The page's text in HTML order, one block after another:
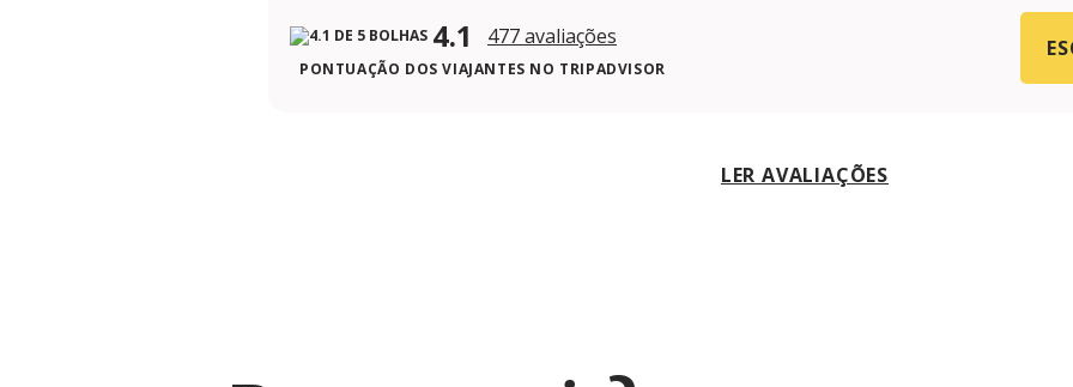
4.1 477 avaliações
PONTUAÇÃO DOS VIAJANTES NO TRIPADVISOR
LER AVALIAÇÕES